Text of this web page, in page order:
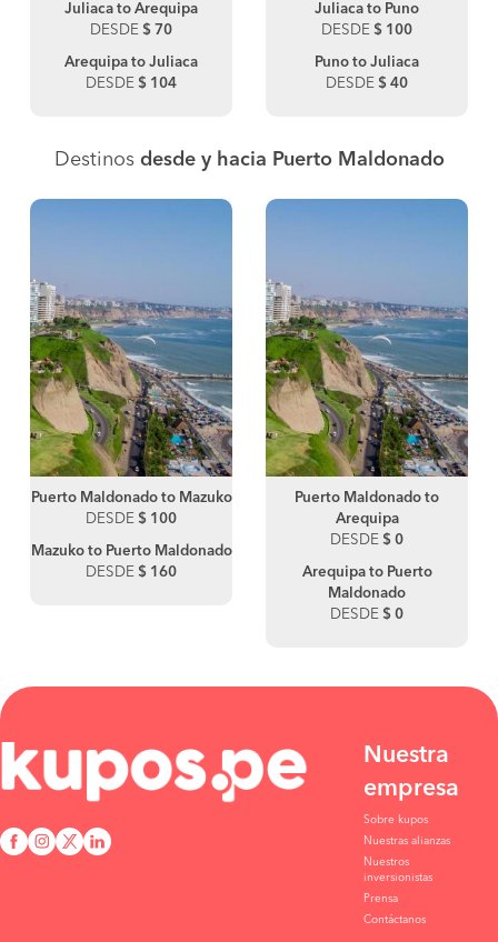
Juliaca to Arequipa
DESDE $ 70
Arequipa to Juliaca
DESDE $ 104
Juliaca to Puno
DESDE $ 100
Puno to Juliaca
DESDE $ 40
Destinos desde y hacia Puerto Maldonado
Puerto Maldonado to Mazuko
DESDE $ 100
Mazuko to Puerto Maldonado
DESDE $ 160
Puerto Maldonado to
Arequipa
DESDE $ 0
Arequipa to Puerto
Maldonado
DESDE $ 0
Nuestra
empresa
Sobre kupos
Nuestras alianzas
Nuestros
inversionistas
Prensa
Contáctanos